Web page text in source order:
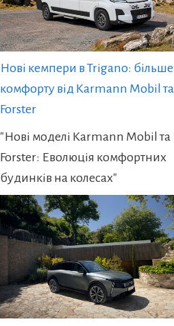
Нові кемпери в Trigano: більше
комфорту від Karmann Mobil та
Forster
"Нові моделі Karmann Mobil та
Forster: Еволюція комфортних
будинків на колесах"